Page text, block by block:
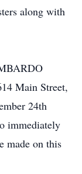
along with
Main Street,
24th
immediately
made on this